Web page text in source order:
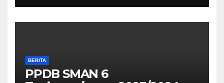
BERITA
PPDB SMAN 6